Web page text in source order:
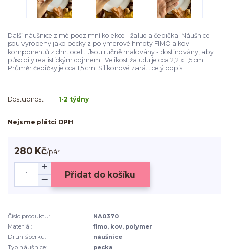
Další náušnice z mé podzimní kolekce - žalud a čepička. Náušnice
jsou vyrobeny jako pecky z polymerové hmoty FIMO a kov.
komponentů z chir. oceli. Jsou ručně malovány - dostínovány, aby
působily realistickým dojmem. Velikost žaludu je cca 2,2 x 1,5 cm.
Průměr čepičky je cca 1,5 cm. Silikonové zará... celý popis
Dostupnost 1-2 týdny
Nejsme plátci DPH
280 Kč/pár
Přidat do košíku
Číslo produktu:
NA0370
Materiál:
fimo, kov, polymer
Druh šperku:
náušnice
Typ náušnice:
pecka